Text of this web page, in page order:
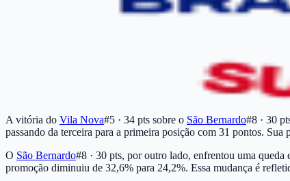
A vitória do Vila Nova#5 · 34 pts sobre o São Bernardo#8 · 30
passando da terceira para a primeira posição com 31 pontos.
O São Bernardo#8 · 30 pts, por outro lado, enfrentou uma queda
promoção diminuiu de 32,6% para 24,2%. Essa mudança é